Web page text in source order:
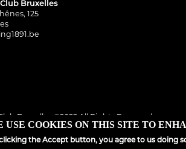
Bruxelles
125
Bruxelles ©2022 All Rights Reserved
USE COOKIES ON THIS SITE TO
the Accept button, you agree to us doing